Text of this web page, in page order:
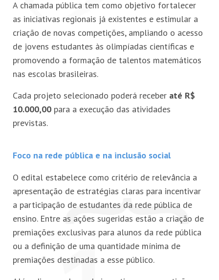
A chamada pública tem como objetivo fortalecer
as iniciativas regionais já existentes e estimular a
criação de novas competições, ampliando o acesso
de jovens estudantes às olimpíadas científicas e
promovendo a formação de talentos matemáticos
nas escolas brasileiras.
Cada projeto selecionado poderá receber até R$
10.000,00 para a execução das atividades
previstas.
Foco na rede pública e na inclusão social
O edital estabelece como critério de relevância a
apresentação de estratégias claras para incentivar
a participação de estudantes da rede pública de
ensino. Entre as ações sugeridas estão a criação de
premiações exclusivas para alunos da rede pública
ou a definição de uma quantidade mínima de
premiações destinadas a esse público.